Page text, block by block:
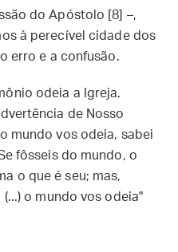
do Apóstolo [8] –,
à perecível cidade dos
erro e a confusão.
odeia a Igreja.
de Nosso
mundo vos odeia, sabei
fôsseis do mundo, o
o que é seu; mas,
o mundo vos odeia"